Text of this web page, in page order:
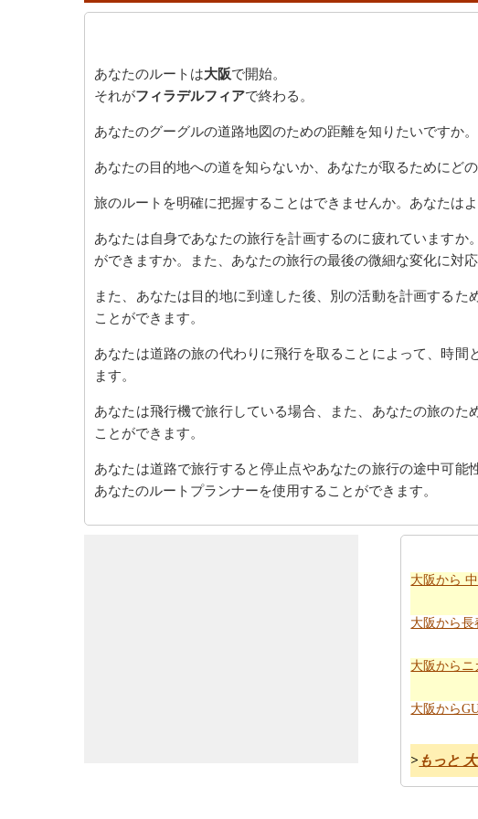
あなたのルートは大阪で開始。
それがフィラデルフィアで終わる。
あなたのグーグルの道路地図のための距離を知りたいですか
あなたの目的地への道を知らないか、あなたが取るためにど
旅のルートを明確に把握することはできませんか。あなたは
あなたは自身であなたの旅行を計画するのに疲れていますか
ができますか。また、あなたの旅行の最後の微細な変化に対
また、あなたは目的地に到達した後、別の活動を計画する
ことができます。
あなたは道路の旅の代わりに飛行を取ることによって、時間
ます。
あなたは飛行機で旅行している場合、また、あなたの旅の
ことができます。
あなたは道路で旅行すると停止点やあなたの旅行の途中可能
あなたのルートプランナーを使用することができます。
大阪から
大阪から長
大阪からニ
大阪から
> もっと